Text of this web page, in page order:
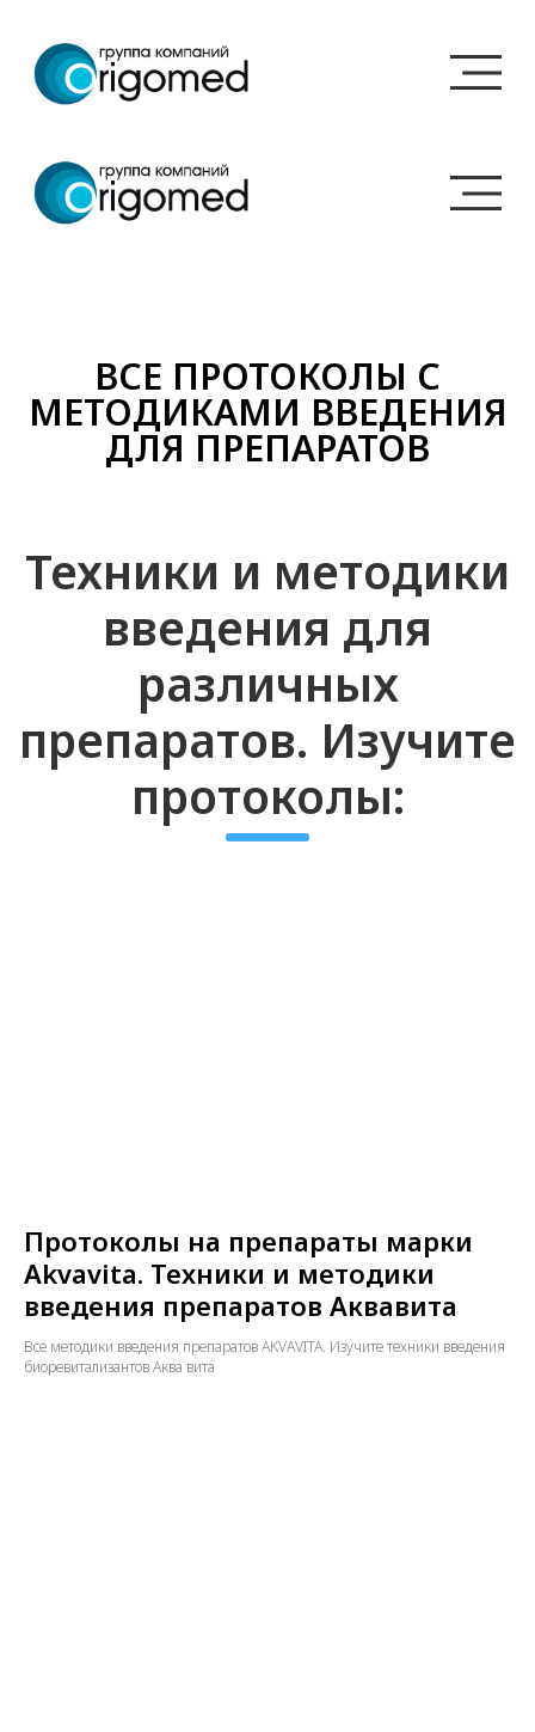
ВСЕ ПРОТОКОЛЫ С
МЕТОДИКАМИ ВВЕДЕНИЯ
ДЛЯ ПРЕПАРАТОВ
Техники и методики
введения для
протоколы:
Протоколы на препараты марки
Akvavita. Техники и методики
введения препаратов Аквавита
Все методики введения препаратов AKVAVITA. Изучите техники введения
биоревитализантов Аква вита